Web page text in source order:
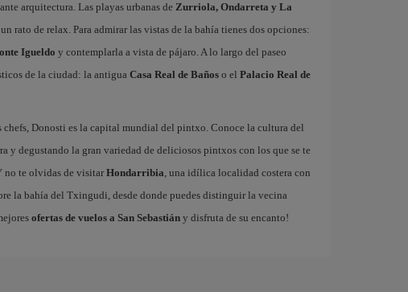
arquitectura. Las playas urbanas de Zurriola, Ondarreta y La
rato de relax. Para admirar las vistas de la bahía tienes dos opciones:
Igueldo y contemplarla a vista de pájaro. A lo largo del paseo
de la ciudad: la antigua Casa Real de Bañoso el Palacio Real de
Donosti es la capital mundial del pintxo. Conoce la cultura del
y degustando la gran variedad de deliciosos pintxos con los que se te
no te olvidas de visitar Hondarribia, una idílica localidad costera con
la bahía del Txingudi, desde donde puedes distinguir la vecina
ofertas de vuelos a San Sebastiány disfruta de su encanto!